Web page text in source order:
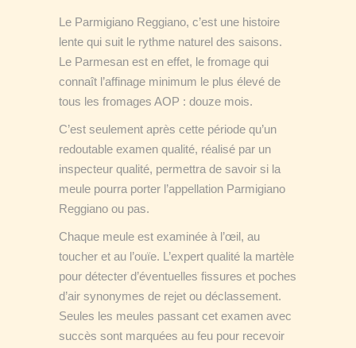
Le Parmigiano Reggiano, c’est une histoire
lente qui suit le rythme naturel des saisons.
Le Parmesan est en effet, le fromage qui
connaît l’affinage minimum le plus élevé de
tous les fromages AOP : douze mois.
C’est seulement après cette période qu’un
redoutable examen qualité, réalisé par un
inspecteur qualité, permettra de savoir si la
meule pourra porter l’appellation Parmigiano
Reggiano ou pas.
Chaque meule est examinée à l’œil, au
toucher et au l’ouïe. L’expert qualité la martèle
pour détecter d’éventuelles fissures et poches
d’air synonymes de rejet ou déclassement.
Seules les meules passant cet examen avec
succès sont marquées au feu pour recevoir